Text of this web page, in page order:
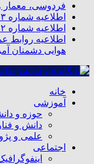
فردوسی، معمار
اطلاعیه شماره ۳ روابط عمومی شرکت فولاد خوزستان
اطلاعیه شماره ۲ روابط عمومی شرکت فولاد خوزستان
اطلاعیه روابط
هوایی دشمنان
خانه
آموزشی
حوزه و
دانش و
علمی و
اجتماعی